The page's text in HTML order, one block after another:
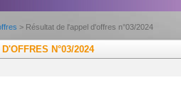
> Résultat de l'appel d'offres n°03/2024
N°03/2024